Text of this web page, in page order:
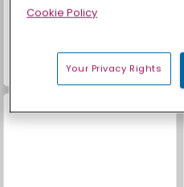
Trollface Quest: USA 2
Cookie Policy
Your Privacy Rights